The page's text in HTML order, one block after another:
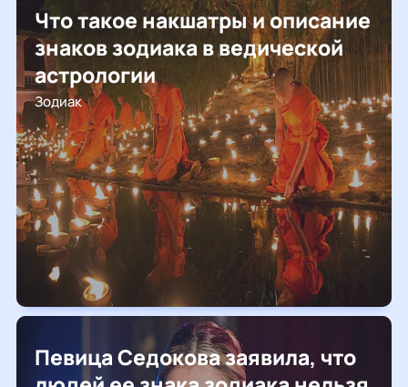
Что такое накшатры и описание
знаков зодиака в ведической
астрологии
Зодиак
Певица Седокова заявила, что